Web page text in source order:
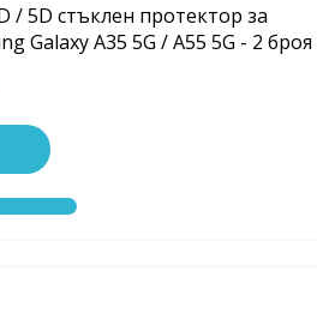
/ 5D стъклен протектор за
Galaxy A35 5G / A55 5G - 2 броя